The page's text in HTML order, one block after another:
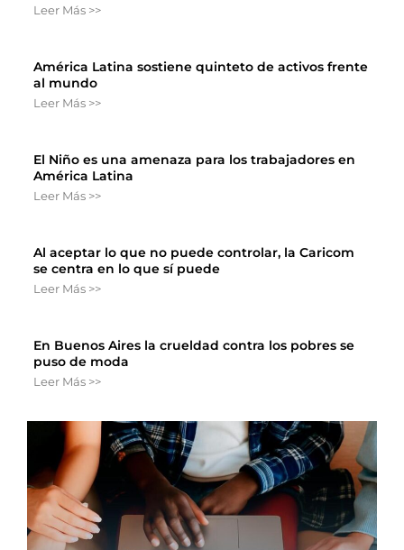
Leer Más >>
América Latina sostiene quinteto de activos frente
al mundo
Leer Más >>
El Niño es una amenaza para los trabajadores en
América Latina
Leer Más >>
Al aceptar lo que no puede controlar, la Caricom
se centra en lo que sí puede
Leer Más >>
En Buenos Aires la crueldad contra los pobres se
puso de moda
Leer Más >>